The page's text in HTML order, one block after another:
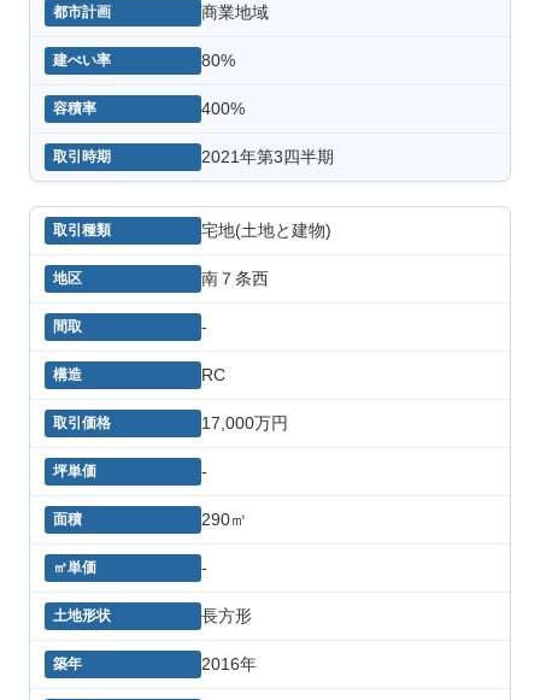
商業地域
80%
400%
2021年第3四半期
宅地(土地と建物)
南７条西
-
RC
17,000万円
-
290㎡
-
長方形
2016年